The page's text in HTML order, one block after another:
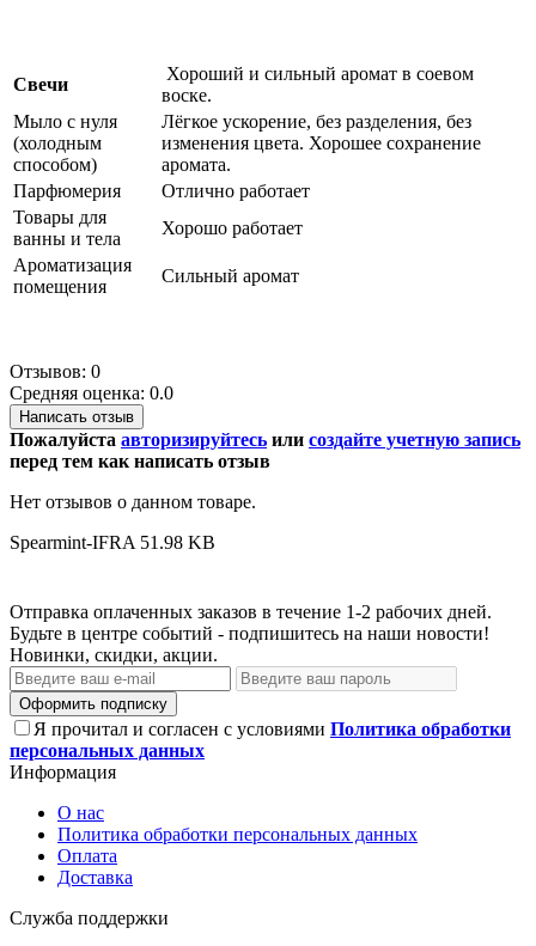
Свечи
Хороший и сильный аромат в соевом
воске.
Мыло с нуля
(холодным
способом)
Лёгкое ускорение, без разделения, без
изменения цвета. Хорошее сохранение
аромата.
Парфюмерия
Отлично работает
Товары для
ванны и тела
Хорошо работает
Ароматизация
помещения
Сильный аромат
Отзывов: 0
Средняя оценка: 0.0
Написать отзыв
Пожалуйста авторизируйтесь или создайте учетную запись
перед тем как написать отзыв
Нет отзывов о данном товаре.
Spearmint-IFRA 51.98 KB
Отправка оплаченных заказов в течение 1-2 рабочих дней.
Будьте в центре событий - подпишитесь на наши новости!
Новинки, скидки, акции.
Оформить подписку
Я прочитал и согласен с условиями Политика обработки
персональных данных
Информация
О нас
Политика обработки персональных данных
Оплата
Доставка
Служба поддержки